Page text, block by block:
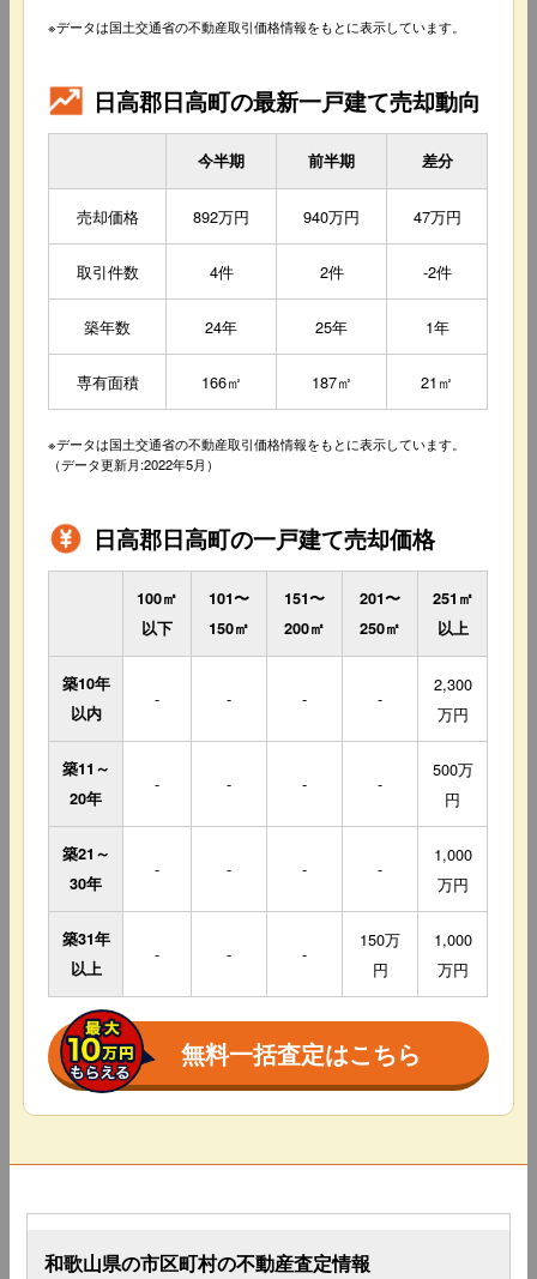
※データは国土交通省の不動産取引価格情報をもとに表示しています。
日高郡日高町の最新一戸建て売却動向
今半期 前半期 差分
売却価格 892万円 940万円 47万円
取引件数 4件 2件 -2件
築年数 24年 25年 1年
専有面積 166㎡ 187㎡ 21㎡
※データは国土交通省の不動産取引価格情報をもとに表示しています。
（データ更新月:2022年5月）
日高郡日高町の一戸建て売却価格
100㎡
以下
101〜
150㎡
151〜
200㎡
201〜
250㎡
251㎡
以上
築10年
以内
- - - -
2,300
万円
築11～
20年
- - - -
500万
円
築21～
30年
- - - -
1,000
万円
築31年
以上
- - -
150万
円
1,000
万円
無料一括査定はこちら
和歌山県の市区町村の不動産査定情報